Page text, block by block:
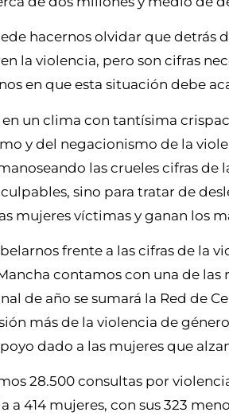
hacernos olvidar que detrás
la violencia, pero son cifras
en que esta situación debe
un clima con tantísima
y del negacionismo de la
las crueles cifras de
sino para tratar de
mujeres víctimas y ganan los
frente a las cifras de la
contamos con una de
de año se sumará la Red de
más de la violencia de
dado a las mujeres que
28.500 consultas por
414 mujeres, con sus 323